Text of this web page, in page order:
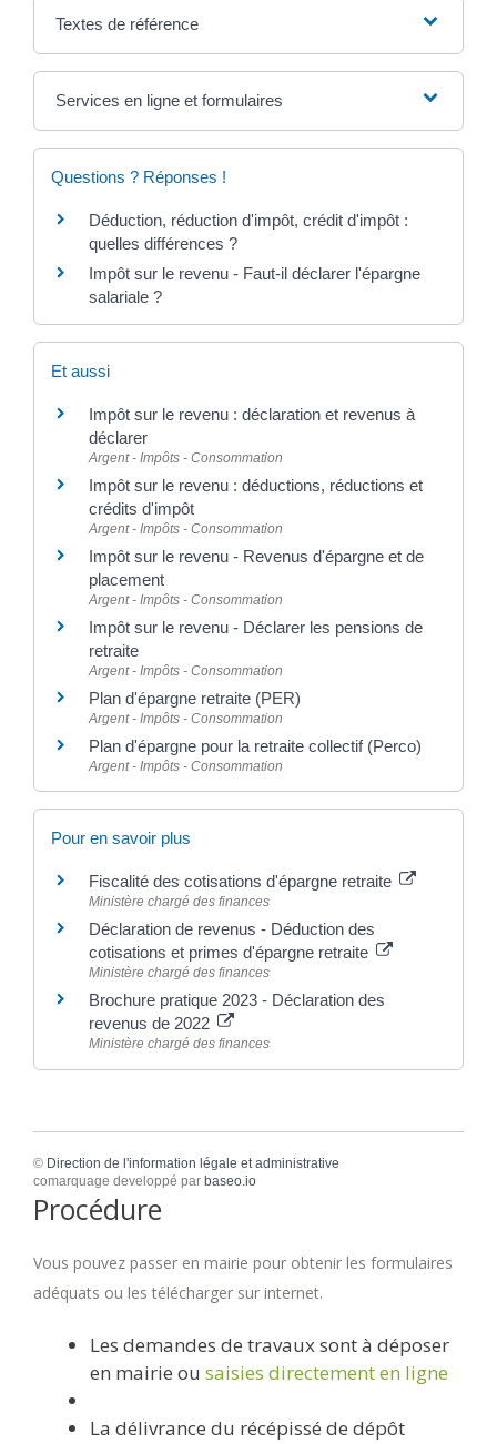
Textes de référence
Services en ligne et formulaires
Questions ? Réponses !
Déduction, réduction d'impôt, crédit d'impôt :
quelles différences ?
Impôt sur le revenu - Faut-il déclarer l'épargne
salariale ?
Et aussi
Impôt sur le revenu : déclaration et revenus à
déclarer
Argent - Impôts - Consommation
Impôt sur le revenu : déductions, réductions et
crédits d'impôt
Argent - Impôts - Consommation
Impôt sur le revenu - Revenus d'épargne et de
placement
Argent - Impôts - Consommation
Impôt sur le revenu - Déclarer les pensions de
retraite
Argent - Impôts - Consommation
Plan d'épargne retraite (PER)
Argent - Impôts - Consommation
Plan d'épargne pour la retraite collectif (Perco)
Argent - Impôts - Consommation
Pour en savoir plus
Fiscalité des cotisations d'épargne retraite
Ministère chargé des finances
Déclaration de revenus - Déduction des
cotisations et primes d'épargne retraite
Ministère chargé des finances
Brochure pratique 2023 - Déclaration des
revenus de 2022
Ministère chargé des finances
© Direction de l'information légale et administrative
comarquage developpé par baseo.io
Procédure
Vous pouvez passer en mairie pour obtenir les formulaires
adéquats ou les télécharger sur internet.
Les demandes de travaux sont à déposer
en mairie ou saisies directement en ligne
La délivrance du récépissé de dépôt